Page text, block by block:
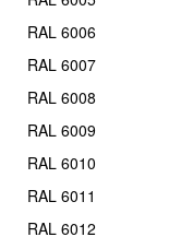
RAL 6006
RAL 6007
RAL 6008
RAL 6009
RAL 6010
RAL 6011
RAL 6012